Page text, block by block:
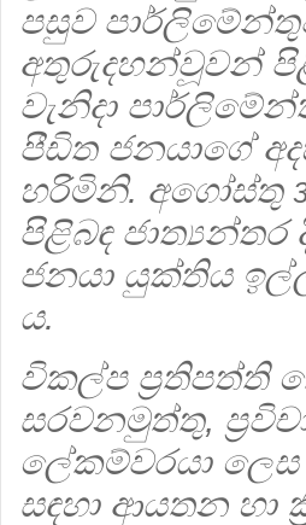
පසුව
අතුරුදහන්වූවන්
වැනිදා
පීඩිත ජනයාගේ
හරිමිනි. අගෝස්තු
පිළිබඳ
ජනයා යුක්තිය
ය.
විකල්ප ප්‍රතිපත්ති
සරවනමුත්තු,
ලේකම්වරයා
සඳහා ආයතන හා